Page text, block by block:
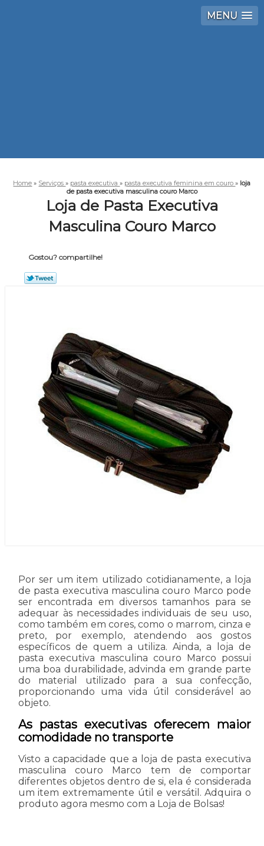
MENU
Home » Serviços» pasta executiva» pasta executiva feminina em couro» loja
de pasta executiva masculina couro Marco
Loja de Pasta Executiva
Masculina Couro Marco
Gostou? compartilhe!
Por ser um item utilizado cotidianamente, a loja
de pasta executiva masculina couro Marco pode
ser encontrada em diversos tamanhos para se
adequar às necessidades individuais de seu uso,
como também em cores, como o marrom, cinza e
preto, por exemplo, atendendo aos gostos
específicos de quem a utiliza. Ainda, a loja de
pasta executiva masculina couro Marco possui
uma boa durabilidade, advinda em grande parte
do material utilizado para a sua confecção,
proporcionando uma vida útil considerável ao
objeto.
As pastas executivas oferecem maior
comodidade no transporte
Visto a capacidade que a loja de pasta executiva
masculina couro Marco tem de comportar
diferentes objetos dentro de si, ela é considerada
um item extremamente útil e versátil. Adquira o
produto agora mesmo com a Loja de Bolsas!